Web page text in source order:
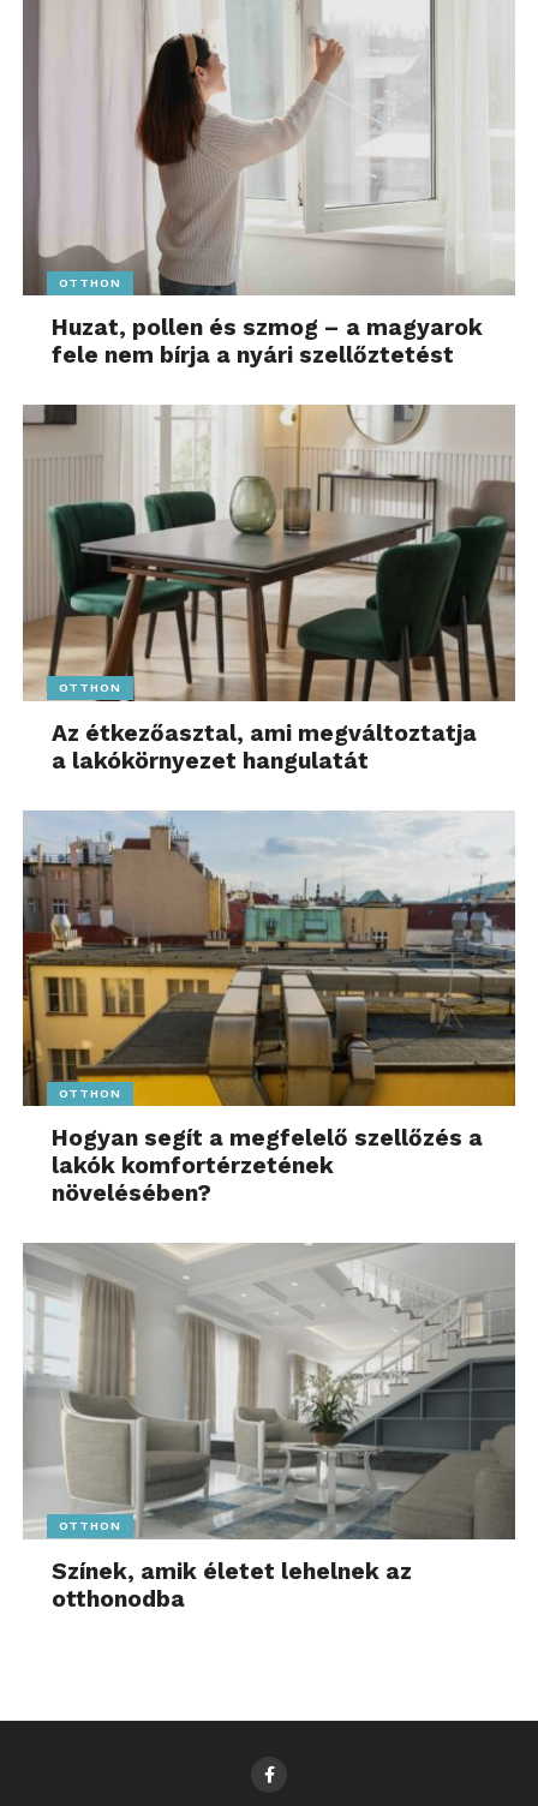
OTTHON
Huzat, pollen és szmog – a magyarok
fele nem bírja a nyári szellőztetést
OTTHON
Az étkezőasztal, ami megváltoztatja
a lakókörnyezet hangulatát
OTTHON
Hogyan segít a megfelelő szellőzés a
lakók komfortérzetének
növelésében?
OTTHON
Színek, amik életet lehelnek az
otthonodba